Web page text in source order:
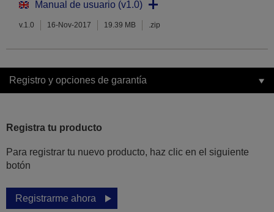
Manual de usuario (v1.0)
v.1.0 16-Nov-2017 19.39 MB .zip
Registro y opciones de garantía
Registra tu producto
Para registrar tu nuevo producto, haz clic en el siguiente
botón
Registrarme ahora